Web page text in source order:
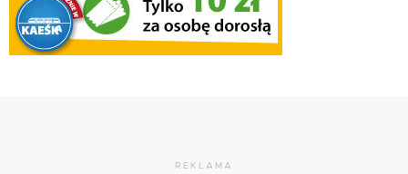
REKLAMA